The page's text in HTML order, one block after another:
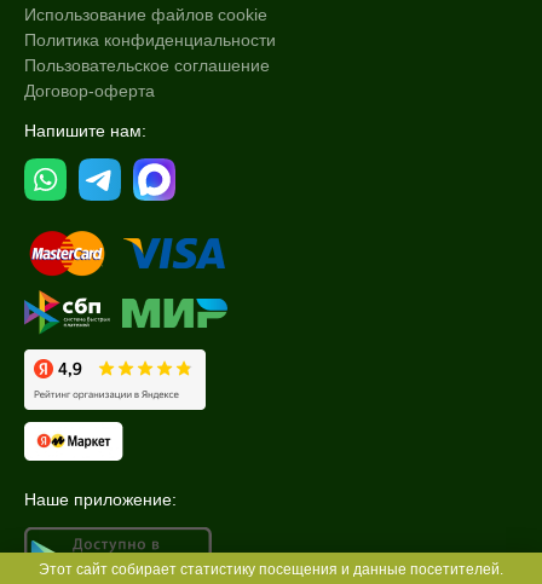
Использование файлов cookie
Политика конфиденциальности
Пользовательское соглашение
Договор-оферта
Напишите нам:
Наше приложение:
Этот сайт собирает статистику посещения и данные посетителей.